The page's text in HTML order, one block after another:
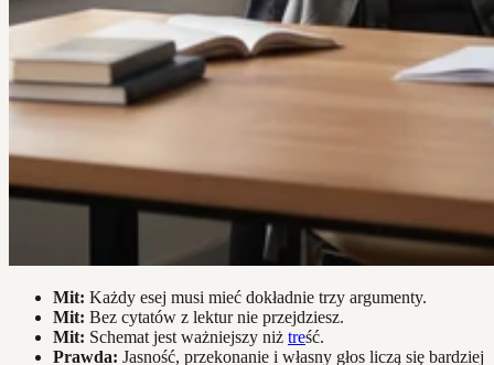
Mit: Każdy esej musi mieć dokładnie trzy argumenty.
Mit: Bez cytatów z lektur nie przejdziesz.
Mit: Schemat jest ważniejszy niż treść.
Prawda: Jasność, przekonanie i własny głos liczą się bardziej